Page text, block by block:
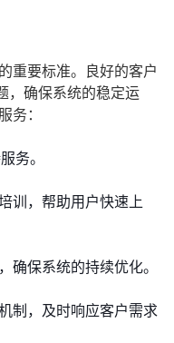
重要标准。良好的客户
，确保系统的稳定运
务：
务。
训，帮助用户快速上
确保系统的持续优化。
制，及时响应客户需求